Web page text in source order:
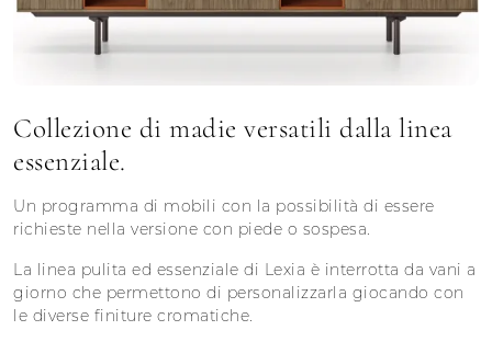
Collezione di madie versatili dalla linea
essenziale.
Un programma di mobili con la possibilità di essere
richieste nella versione con piede o sospesa.
La linea pulita ed essenziale di Lexia è interrotta da vani a
giorno che permettono di personalizzarla giocando con
le diverse finiture cromatiche.